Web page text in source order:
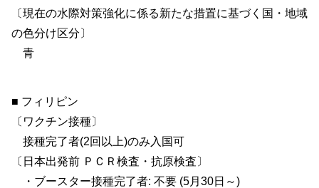
〔現在の水際対策強化に係る新たな措置に基づく国・地域
の色分け区分〕
青
■ フィリピン
〔ワクチン接種〕
接種完了者(2回以上)のみ入国可
〔日本出発前 ＰＣＲ検査・抗原検査〕
・ブースター接種完了者: 不要 (5月30日～)